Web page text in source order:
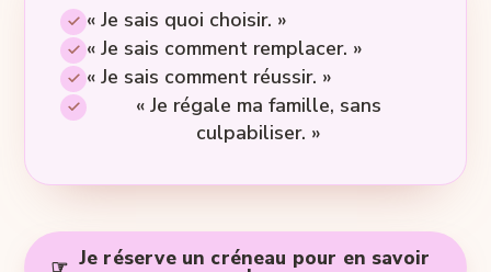
« Je sais quoi choisir. »
« Je sais comment remplacer. »
« Je sais comment réussir. »
« Je régale ma famille, sans
culpabiliser. »
Je réserve un créneau pour en savoir